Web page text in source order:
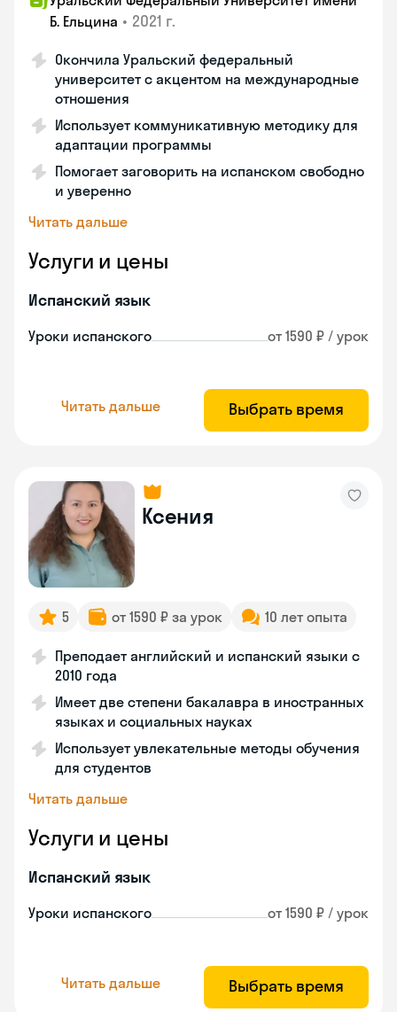
Б. Ельцина • 2021 г.
Окончила Уральский федеральный
университет с акцентом на международные
отношения
Использует коммуникативную методику для
адаптации программы
Помогает заговорить на испанском свободно
и уверенно
Читать дальше
Услуги и цены
Испанский язык
Уроки испанского от 1590 ₽ / урок
Читать дальше Выбрать время
Ксения
5 от 1590 ₽ за урок 10 лет опыта
Преподает английский и испанский языки с
2010 года
Имеет две степени бакалавра в иностранных
языках и социальных науках
Использует увлекательные методы обучения
для студентов
Читать дальше
Услуги и цены
Испанский язык
Уроки испанского от 1590 ₽ / урок
Читать дальше Выбрать время